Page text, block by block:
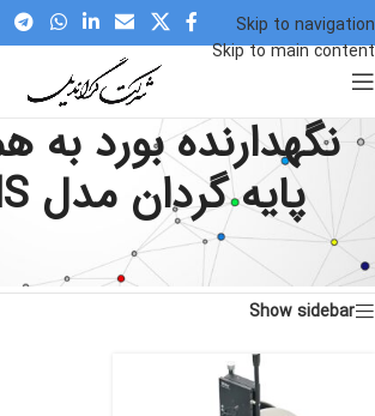
Skip to navigation
Skip to main content
نگهدارنده بورد به
پایه گردان مدل WBHS
Home
»نگهدارنده بورد به همراه سه پایه گردان مدل WBHS
در حال نمایش یک نتیجه
Show sidebar